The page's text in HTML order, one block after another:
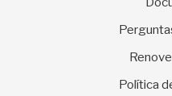
Política